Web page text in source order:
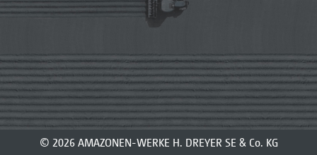
© 2026 AMAZONEN-WERKE H. DREYER SE & Co. KG